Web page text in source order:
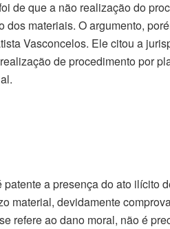
de que a não realização do
dos materiais. O argumento,
Vasconcelos. Ele citou a
de procedimento por
patente a presença do ato ilícito
material, devidamente
refere ao dano moral, não é